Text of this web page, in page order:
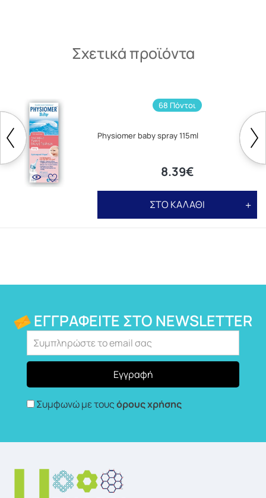
Σχετικά προϊόντα
68 Πόντοι
Physiomer baby spray 115ml
8.39€
ΣΤΟ ΚΑΛΑΘΙ
ΕΓΓΡΑΦΕΊΤΕ ΣΤΟ NEWSLETTER
Συμφωνώ με τουςόρους χρήσης